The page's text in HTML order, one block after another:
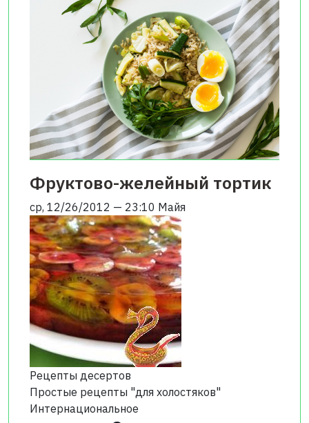
Фруктово-желейный тортик
ср, 12/26/2012 — 23:10 Майя
Рецепты десертов
Простые рецепты "для холостяков"
Интернациональное